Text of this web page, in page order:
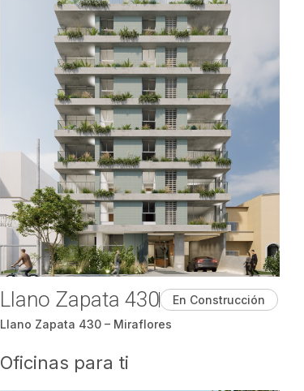
Llano Zapata 430
En Construcción
Llano Zapata 430 – Miraflores
Oficinas para ti